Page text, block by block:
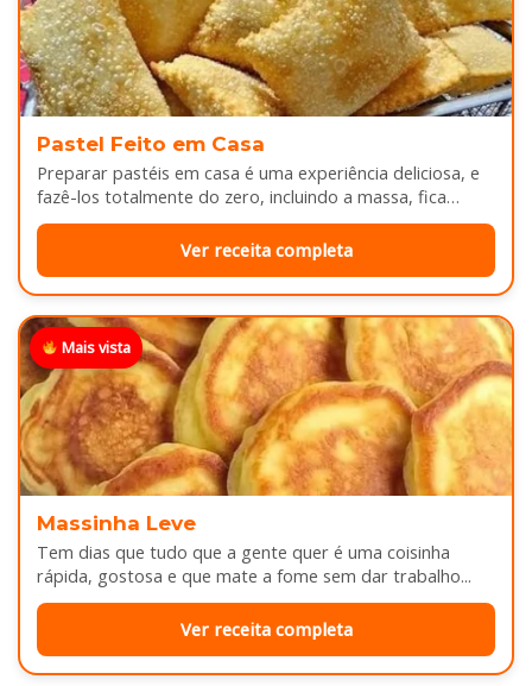
Pastel Feito em Casa
Preparar pastéis em casa é uma experiência deliciosa, e
fazê-los totalmente do zero, incluindo a massa, fica
melhor ainda...
Ver receita completa
Mais vista
Massinha Leve
Tem dias que tudo que a gente quer é uma coisinha
rápida, gostosa e que mate a fome sem dar trabalho...
Ver receita completa